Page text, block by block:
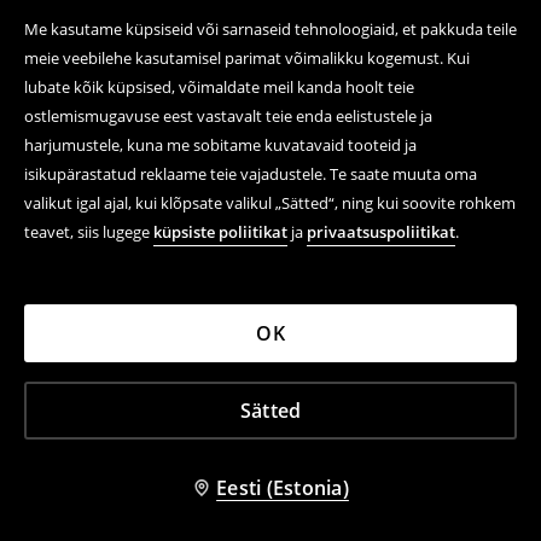
Me kasutame küpsiseid või sarnaseid tehnoloogiaid, et pakkuda teile
meie veebilehe kasutamisel parimat võimalikku kogemust. Kui
lubate kõik küpsised, võimaldate meil kanda hoolt teie
ostlemismugavuse eest vastavalt teie enda eelistustele ja
harjumustele, kuna me sobitame kuvatavaid tooteid ja
isikupärastatud reklaame teie vajadustele. Te saate muuta oma
valikut igal ajal, kui klõpsate valikul „Sätted“, ning kui soovite rohkem
teavet, siis lugege küpsiste poliitikat ja privaatsuspoliitikat.
Sätted
OK
Eesti (Estonia)
-57% -57%
9,99 EUR